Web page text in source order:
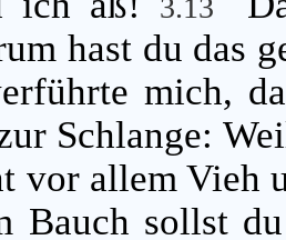
3.13
hast du das
mich,
Schlange:
vor allem Vieh
Bauch sollst